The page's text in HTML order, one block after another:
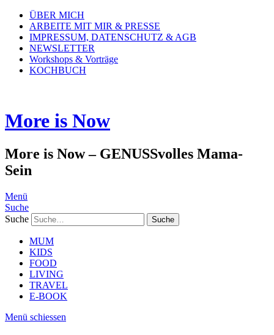
ÜBER MICH
ARBEITE MIT MIR & PRESSE
IMPRESSUM, DATENSCHUTZ & AGB
NEWSLETTER
Workshops & Vorträge
KOCHBUCH
More is Now
More is Now – GENUSSvolles Mama-
Sein
Menü
Suche
Suche
MUM
KIDS
FOOD
LIVING
TRAVEL
E-BOOK
Menü schiessen